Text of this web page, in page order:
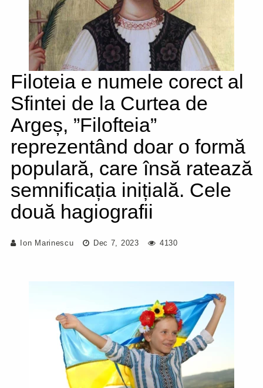
Filoteia e numele corect al
Sfintei de la Curtea de
Argeș, ”Filofteia”
reprezentând doar o formă
populară, care însă ratează
semnificația inițială. Cele
două hagiografii
Ion Marinescu Dec 7, 2023 4130